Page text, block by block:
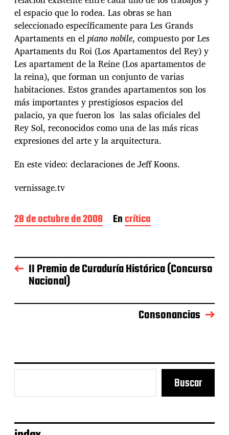
el espacio que lo rodea. Las obras se han
seleccionado específicamente para Les Grands
Apartaments en elpiano nobile, compuesto por Les
Apartaments du Roi (Los Apartamentos del Rey) y
Les apartament de la Reine (Los apartamentos de
la reina), que forman un conjunto de varias
habitaciones. Estos grandes apartamentos son los
más importantes y prestigiosos espacios del
palacio, ya que fueron los las salas oficiales del
Rey Sol, reconocidos como una de las más ricas
expresiones del arte y la arquitectura.
En este video: declaraciones de Jeff Koons.
vernissage.tv
F
e
a
d
a
d
a
28 de octubre de 2008 Encrítica
II Premio de Curaduría Histórica (Concurso
Nacional)
Consonancias
Buscar